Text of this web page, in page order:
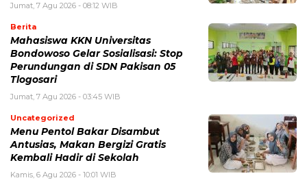
Jumat, 7 Agu 2026 - 08:12 WIB
Berita
Mahasiswa KKN Universitas
Bondowoso Gelar Sosialisasi: Stop
Perundungan di SDN Pakisan 05
Tlogosari
Jumat, 7 Agu 2026 - 03:45 WIB
Uncategorized
Menu Pentol Bakar Disambut
Antusias, Makan Bergizi Gratis
Kembali Hadir di Sekolah
Kamis, 6 Agu 2026 - 10:01 WIB